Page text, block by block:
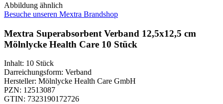
Abbildung ähnlich
Besuche unseren Mextra Brandshop
Mextra Superabsorbent Verband 12,5x12,5 cm
Mölnlycke Health Care 10 Stück
Inhalt: 10 Stück
Darreichungsform: Verband
Hersteller: Mölnlycke Health Care GmbH
PZN: 12513087
GTIN: 7323190172726